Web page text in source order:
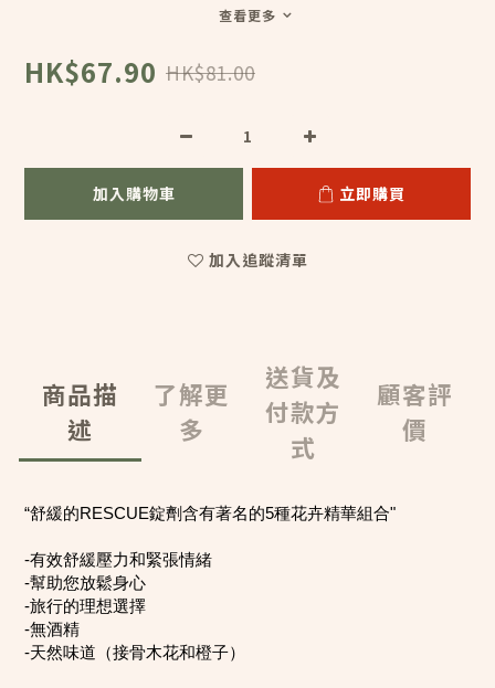
查看更多
HK$67.90 HK$81.00
加入購物車 立即購買
加入追蹤清單
商品描
述
了解更
多
送貨及
付款方
式
顧客評
價
“舒緩的RESCUE錠劑含有著名的5種花卉精華組合"
-有效舒緩壓力和緊張情緒
-幫助您放鬆身心
-旅行的理想選擇
-無酒精
-天然味道（接骨木花和橙子）